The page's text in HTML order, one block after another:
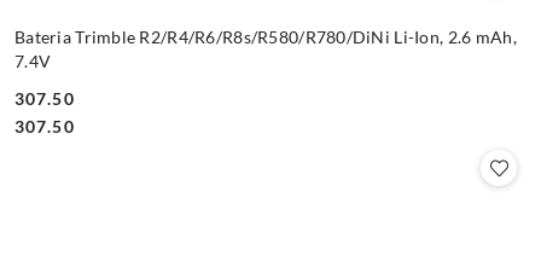
Bateria Trimble R2/R4/R6/R8s/R580/R780/DiNi Li-Ion, 2.6 mAh,
7.4V
Cena:
307.50
Cena:
307.50